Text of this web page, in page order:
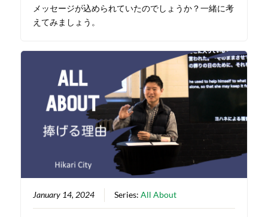
メッセージが込められていたのでしょうか？一緒に考
えてみましょう。
January 14, 2024 Series:All About